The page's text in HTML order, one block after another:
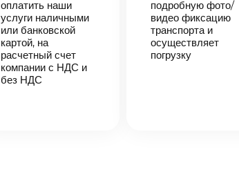
оплатить наши
услуги наличными
или банковской
картой, на
расчетный счет
компании с НДС и
без НДС
подробную фото/
видео фиксацию
транспорта и
осуществляет
погрузку